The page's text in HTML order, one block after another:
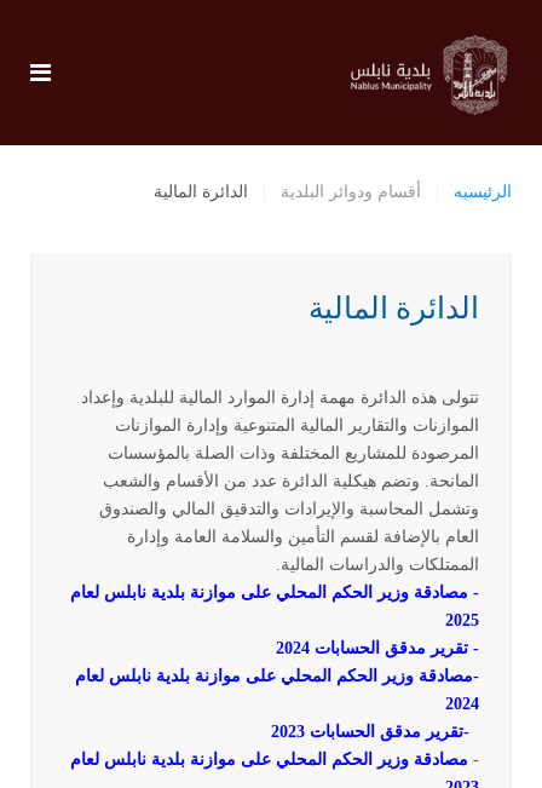
الرئيسيه أقسام ودوائر البلدية الدائرة المالية
الدائرة المالية
تتولى هذه الدائرة مهمة إدارة الموارد المالية للبلدية وإعداد
الموازنات والتقارير المالية المتنوعية وإدارة الموازنات
المرصودة للمشاريع المختلفة وذات الصلة بالمؤسسات
المانحة. وتضم هيكلية الدائرة عدد من الأقسام والشعب
وتشمل المحاسبة والإيرادات والتدقيق المالي والصندوق
العام بالإضافة لقسم التأمين والسلامة العامة وإدارة
الممتلكات والدراسات المالية.
- مصادقة وزير الحكم المحلي على موازنة بلدية نابلس لعام
2025
- تقرير مدقق الحسابات 2024
-مصادقة وزير الحكم المحلي على موازنة بلدية نابلس لعام
2024
-تقرير مدقق الحسابات 2023
- مصادقة وزير الحكم المحلي على موازنة بلدية نابلس لعام